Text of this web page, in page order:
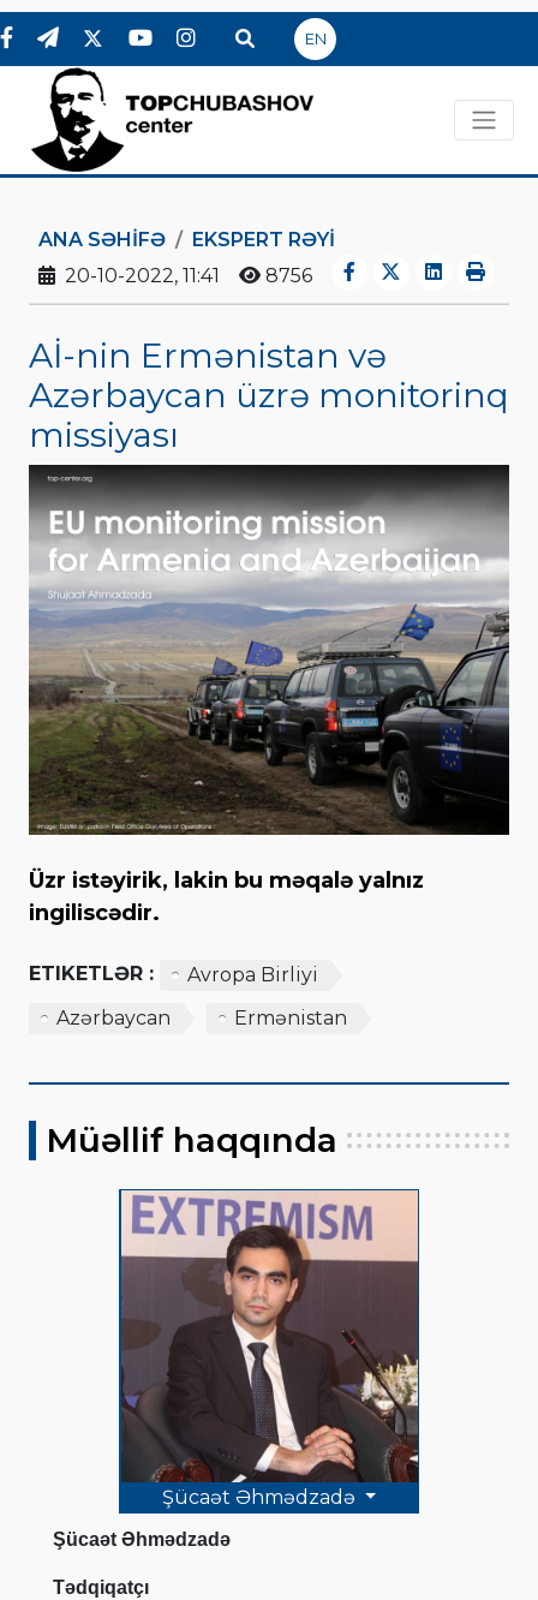
EN
ANA SƏHIFƏ
EKSPERT RƏYI
20-10-2022, 11:41
8756
Aİ-nin Ermənistan və
Azərbaycan üzrə monitorinq
missiyası
Üzr istəyirik, lakin bu məqalə yalnız
ingiliscədir.
ETIKETLƏR :
Avropa Birliyi
Azərbaycan
Ermənistan
Müəllif haqqında
Şücaət Əhmədzadə
Şücaət Əhmədzadə
Tədqiqatçı